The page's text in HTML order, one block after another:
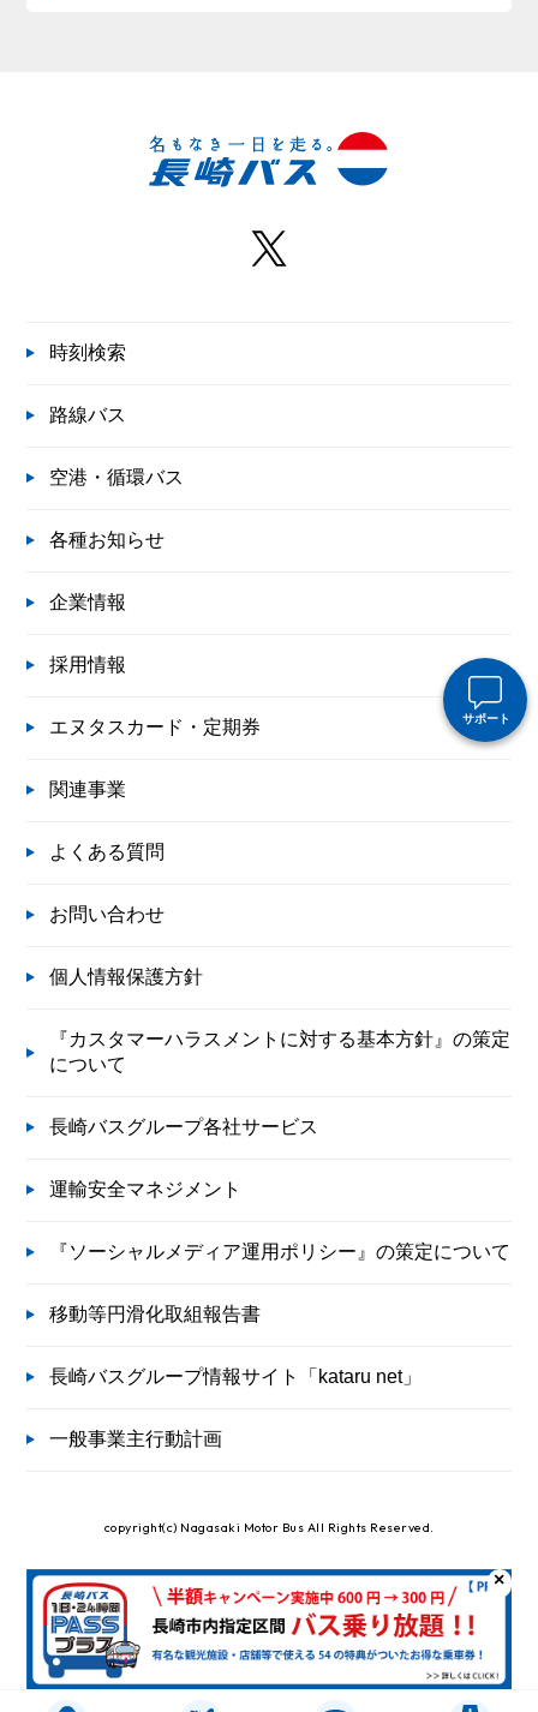
サポート
×
時刻検索
路線バス
空港・循環バス
各種お知らせ
企業情報
採用情報
エヌタスカード・定期券
関連事業
よくある質問
お問い合わせ
個人情報保護方針
『カスタマーハラスメントに対する基本方針』の策定
について
長崎バスグループ各社サービス
運輸安全マネジメント
『ソーシャルメディア運用ポリシー』の策定について
移動等円滑化取組報告書
長崎バスグループ情報サイト「kataru net」
一般事業主行動計画
copyright(c) Nagasaki Motor Bus All Rights Reserved.